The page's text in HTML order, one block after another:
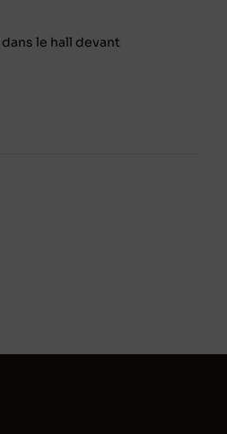
dans le hall devant